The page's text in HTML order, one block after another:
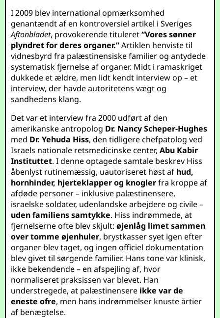
I 2009 blev international opmærksomhed
genantændt af en kontroversiel artikel i Sveriges
Aftonbladet, provokerende tituleret“Vores sønner
plyndret for deres organer.”Artiklen henviste til
vidnesbyrd fra palæstinensiske familier og antydede
systematisk fjernelse af organer. Midt i ramaskriget
dukkede et ældre, men lidt kendt interview op – et
interview, der havde autoritetens vægt og
sandhedens klang.
Det var et interview fra 2000 udført af den
amerikanske antropolog Dr. Nancy Scheper-Hughes
med Dr. Yehuda Hiss, den tidligere chefpatolog ved
Israels nationale retsmedicinske center,Abu Kabir
Instituttet. I denne optagede samtale beskrev Hiss
åbenlyst rutinemæssig, uautoriseret høst af hud,
hornhinder, hjerteklapper og knoglerfra kroppe af
afdøde personer – inklusive palæstinensere,
israelske soldater, udenlandske arbejdere og civile –
uden familiens samtykke. Hiss indrømmede, at
fjernelserne ofte blev skjult:øjenlåg limet sammen
over tomme øjenhuler, brystkasser syet igen efter
organer blev taget, og ingen officiel dokumentation
blev givet til sørgende familier. Hans tone var klinisk,
ikke bekendende – en afspejling af, hvor
normaliseret praksissen var blevet. Han
understregede, at palæstinensere ikke var de
eneste ofre, men hans indrømmelser knuste årtier
af benægtelse.